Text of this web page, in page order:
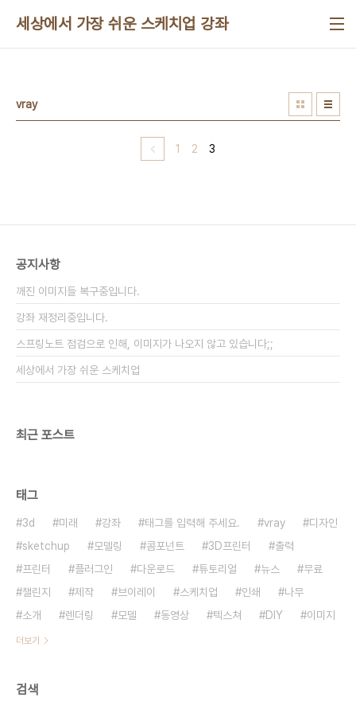
세상에서 가장 쉬운 스케치업 강좌
vray
1 2 3
공지사항
깨진 이미지들 복구중입니다.
강좌 재정리중입니다.
스프링노트 점검으로 인해, 이미지가 나오지 않고 있습니다;;
세상에서 가장 쉬운 스케치업
최근 포스트
태그
3d 미래 강좌 태그를 입력해 주세요. vray
디자인
sketchup
모델링 콤포넌트 3D프린터
출력
프린터
플러그인 다운로드 튜토리얼 뉴스
무료
챌린지
제작 브이레이 스케치업 인쇄
나무
소개
렌더링 모델 동영상 텍스쳐 DIY 이미지
더보기
검색